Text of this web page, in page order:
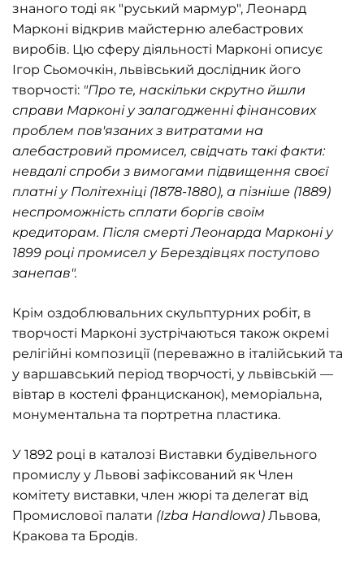
знаного тоді як "руський мармур", Леонард
Марконі відкрив майстерню алебастрових
виробів. Цю сферу діяльності Марконі описує
Ігор Сьомочкін, львівський дослідник його
творчості: "Про те, наскільки скрутно йшли
справи Марконі у залагодженні фінансових
проблем пов'язаних з витратами на
алебастровий промисел, свідчать такі факти:
невдалі спроби з вимогами підвищення своєї
платні у Політехніці (1878-1880), а пізніше (1889)
неспроможність сплати боргів своїм
кредиторам. Після смерті Леонарда Марконі у
1899 році промисел у Берездівцях поступово
занепав".
Крім оздоблювальних скульптурних робіт, в
творчості Марконі зустрічаються також окремі
релігійні композиції (переважно в італійський та
у варшавський період творчості, у львівській —
вівтар в костелі францисканок), меморіальна,
монументальна та портретна пластика.
У 1892 році в каталозі Виставки будівельного
промислу у Львові зафіксований як Член
комітету виставки, член жюрі та делегат від
Промислової палати (Izba Handlowa) Львова,
Кракова та Бродів.